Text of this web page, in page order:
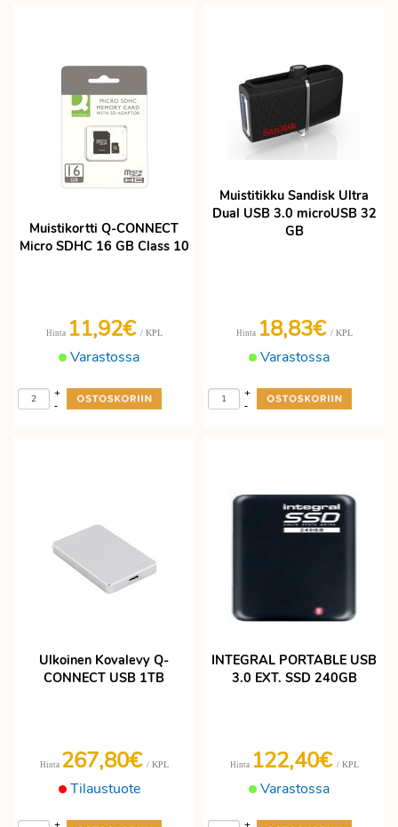
Muistikortti Q-CONNECT
Micro SDHC 16 GB Class 10
Varastossa
Hinta 11,92€ / KPL
-
+
Muistitikku Sandisk Ultra
Dual USB 3.0 microUSB 32
GB
Varastossa
Hinta 18,83€ / KPL
-
+
Ulkoinen Kovalevy Q-
CONNECT USB 1TB
Tilaustuote
Hinta 267,80€ / KPL
INTEGRAL PORTABLE USB
3.0 EXT. SSD 240GB
Varastossa
Hinta 122,40€ / KPL